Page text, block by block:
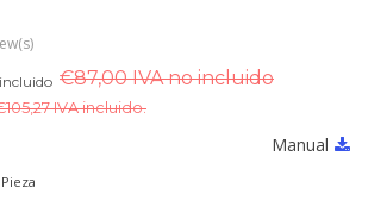
€87,00 IVA no incluido
105,27 IVA incluido.
Manual